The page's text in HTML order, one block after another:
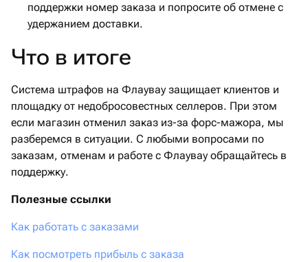
поддержки номер заказа и попросите об отмене с
удержанием доставки.
Что в итоге
Система штрафов на Флаувау защищает клиентов и
площадку от недобросовестных селлеров. При этом
если магазин отменил заказ из-за форс-мажора, мы
разберемся в ситуации. С любыми вопросами по
заказам, отменам и работе с Флаувау обращайтесь в
поддержку.
Полезные ссылки
Как работать с заказами
Как посмотреть прибыль с заказа